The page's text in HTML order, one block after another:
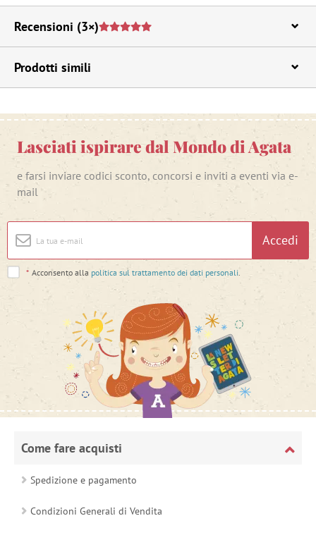
Recensioni (3×)
Prodotti simili
Lasciati ispirare dal Mondo di Agata
e farsi inviare codici sconto, concorsi e inviti a eventi via e-
mail
Accedi
* Acconsento alla politica sul trattamento dei dati personali.
Come fare acquisti
Spedizione e pagamento
Condizioni Generali di Vendita